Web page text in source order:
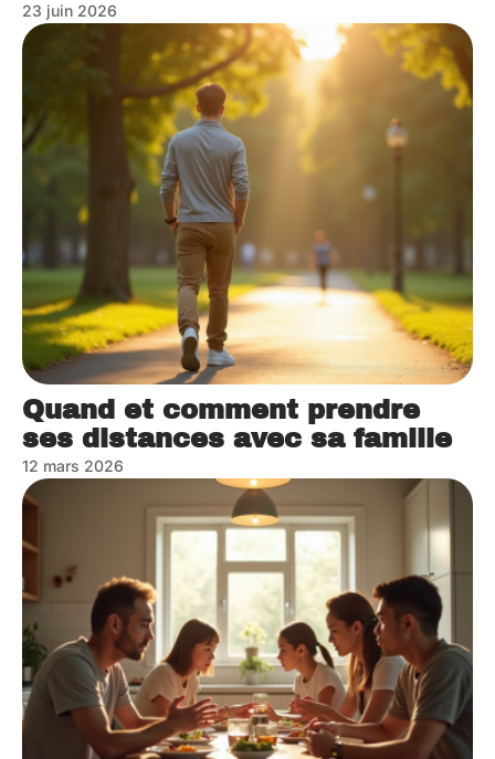
23 juin 2026
Quand et comment prendre
ses distances avec sa famille
12 mars 2026